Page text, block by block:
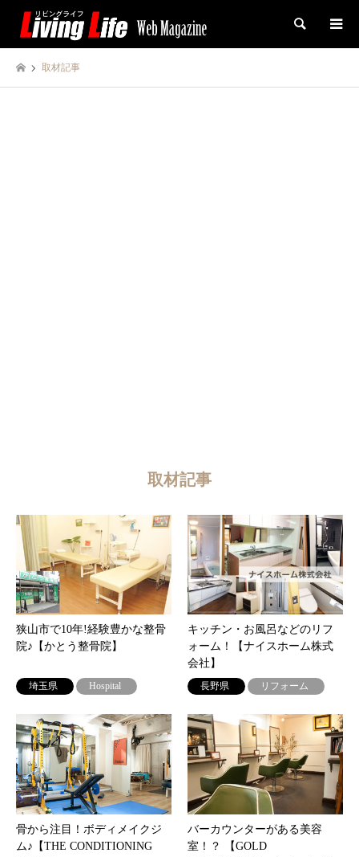
検索
取材記事
取材記事
狭山市で10年!経験豊かな整骨
院♪【かとう整骨院】
埼玉県 Hospital
キッチン・お風呂などのリフ
ォーム！【ナイスホーム株式
会社】
長野県 リフォーム
骨から注目！ボディメイクジ
ム♪【THE CONDITIONING
バーカウンターがある美容
室！？ 【GOLD